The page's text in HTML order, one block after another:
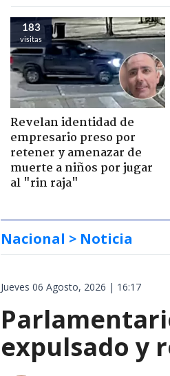
183
visitas
Revelan identidad de
empresario preso por
retener y amenazar de
muerte a niños por jugar
al "rin raja"
Nacional > Noticia
Jueves 06 Agosto, 2026 | 16:17
expulsado y